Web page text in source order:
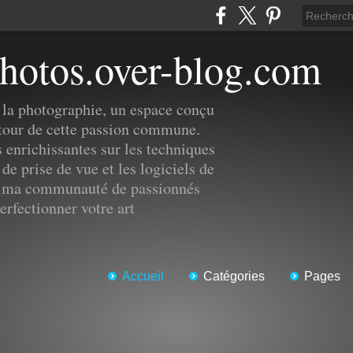
blog.com
photographie, un espace conçu
de cette passion commune.
sur les techniques
prise de vue et les logiciels de
communauté de passionnés
votre art
Accueil Catégories Pages